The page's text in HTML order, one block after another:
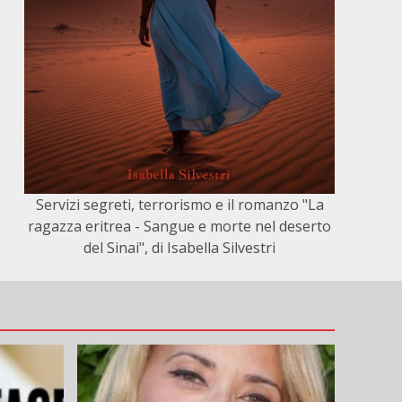
Servizi segreti, terrorismo e il romanzo "La
ragazza eritrea - Sangue e morte nel deserto
del Sinai", di Isabella Silvestri